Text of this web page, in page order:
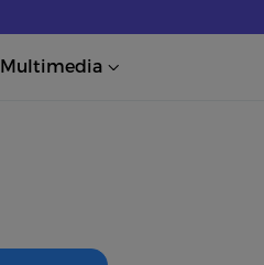
Multimedia